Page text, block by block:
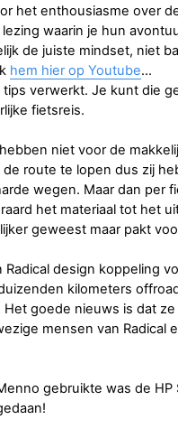
het enthousiasme over
waarin je hun
de juiste mindset, niet
hem hier op Youtube...
verwerkt. Je kunt die
fietsreis.
niet voor de
de route te lopen dus zij
wegen. Maar dan per
het materiaal tot het
geweest maar pakt
Radical design koppeling
kilometers
Het goede nieuws is dat
mensen van Radical
gebruikte was de